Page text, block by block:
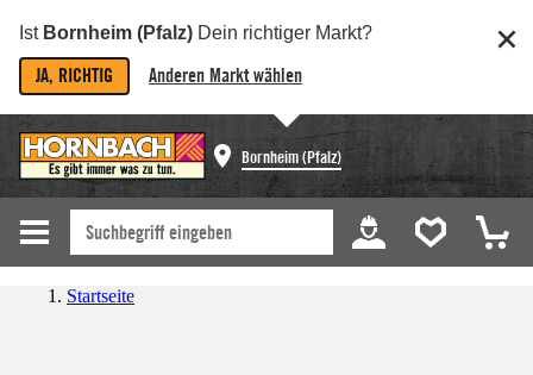
Ist Bornheim (Pfalz) Dein richtiger Markt?
JA, RICHTIG Anderen Markt wählen
Bornheim (Pfalz)
Startseite